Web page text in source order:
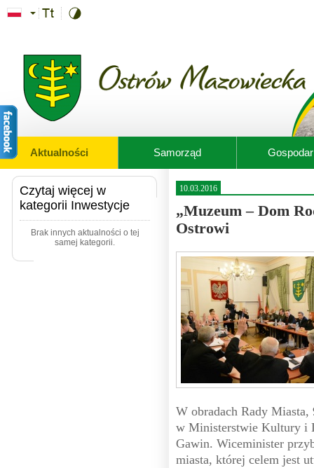
Przejdź do treści
Aktualności Samorząd
Czytaj więcej w
kategorii Inwestycje
Brak innych aktualności o tej
samej kategorii.
10.03.2016
„Muzeum – Dom
Ostrowi
W obradach Rady Miasta,
w Ministerstwie Kultury i
Gawin. Wiceminister
miasta, której celem jest